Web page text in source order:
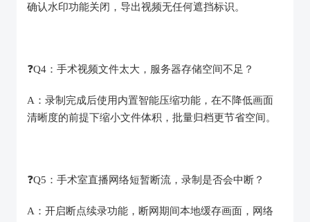
确认水印功能关闭，导出视频无任何遮挡标识。
❓️Q4：手术视频文件太大，服务器存储空间不足？
A：录制完成后使用内置智能压缩功能，在不降低画面
清晰度的前提下缩小文件体积，批量归档更节省空间。
❓️Q5：手术室直播网络短暂断流，录制是否会中断？
A：开启断点续录功能，断网期间本地缓存画面，网络